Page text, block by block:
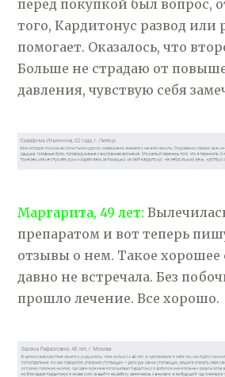
перед покупкой был вопрос,
того, Кардитонус развод или
помогает. Оказалось, что
Больше не страдаю от
давления, чувствую себя
Маргарита, 49 лет:
препаратом и вот теперь
отзывы о нем. Такое хорошее
давно не встречала. Без
прошло лечение. Все хорошо.